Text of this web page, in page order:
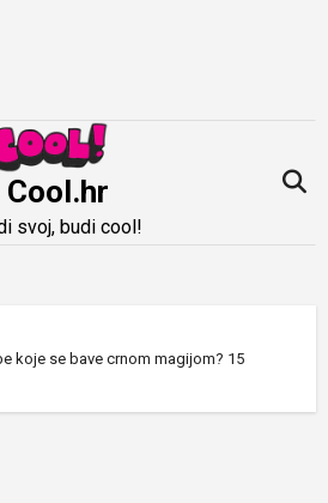
Cool.hr
svoj, budi cool!
koje se bave crnom magijom? 15